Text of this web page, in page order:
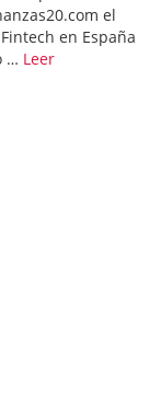
el
en España
… Leer